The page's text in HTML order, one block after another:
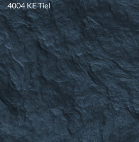
4004 KE Tiel